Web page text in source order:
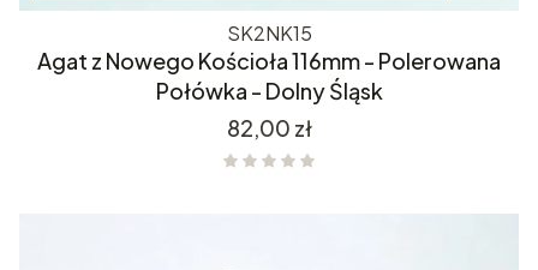
SK2NK15
Agat z Nowego Kościoła 116mm - Polerowana
Połówka - Dolny Śląsk
Cena
82,00 zł